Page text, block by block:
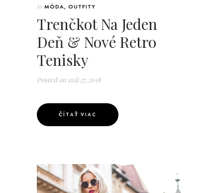
In MÓDA, OUTFITY
Trenčkot Na Jeden
Deň & Nové Retro
Tenisky
Posted on máj 27, 2018
ČÍTAŤ VIAC